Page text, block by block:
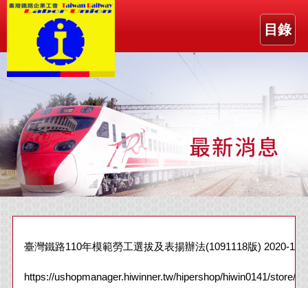
目錄
臺灣鐵路110年模範勞工選拔及表揚辦法(1091118版) 2020-11-
https://ushopmanager.hiwinner.tw/hipershop/hiwin0141/store/